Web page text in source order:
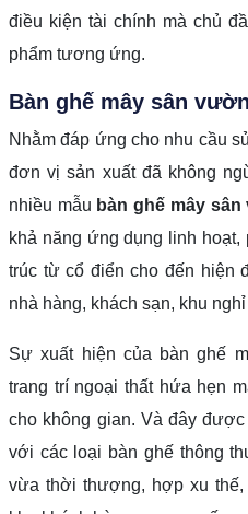
điều kiện tài chính mà chủ
phẩm tương ứng.
Bàn ghế mây sân
Nhằm đáp ứng cho nhu cầu
đơn vị sản xuất đã không
nhiều mẫu bàn ghế mây
khả năng ứng dụng linh
trúc từ cổ điển cho đến hiện
nhà hàng, khách sạn, khu
Sự xuất hiện của bàn ghế
trang trí ngoại thất hứa hẹn
cho không gian. Và đây
với các loại bàn ghế thông
vừa thời thượng, hợp xu